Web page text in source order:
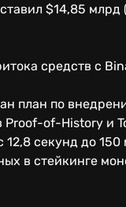
$14,85 млрд
средств с
план по
of-History и
секунд до 150
в стейкинге